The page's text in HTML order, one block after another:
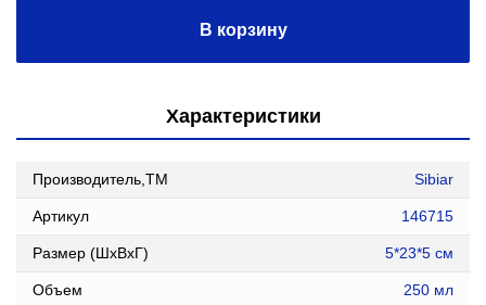
В корзину
Характеристики
Производитель,ТМ Sibiar
Артикул 146715
Размер (ШxВxГ) 5*23*5 см
Объем 250 мл